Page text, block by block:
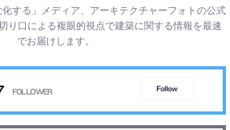
化する」メディア、アーキテクチャーフォトの公式
り口による複眼的視点で建築に関する情報を最速
でお届けします。
Follow